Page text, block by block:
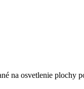
na osvetlenie plochy